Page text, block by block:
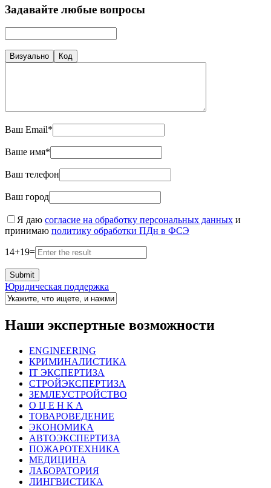
Задавайте любые вопросы
Визуально Код
Ваш Email*
Ваше имя*
Ваш телефон
Ваш город
Я даю согласие на обработку персональных данных и
принимаю политику обработки ПДн в ФСЭ
14+19=
Юридическая поддержка
Наши экспертные возможности
ENGINEERING
КРИМИНАЛИСТИКА
IT ЭКСПЕРТИЗА
СТРОЙЭКСПЕРТИЗА
ЗЕМЛЕУСТРОЙСТВО
О Ц Е Н К А
ТОВАРОВЕДЕНИЕ
ЭКОНОМИКА
АВТОЭКСПЕРТИЗА
ПОЖАРОТЕХНИКА
МЕДИЦИНА
ЛАБОРАТОРИЯ
ЛИНГВИСТИКА